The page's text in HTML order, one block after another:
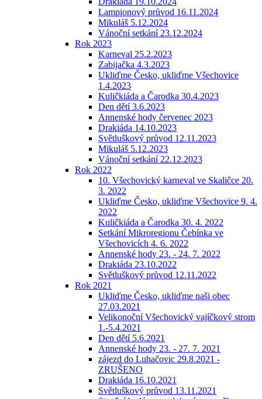
Lampionový průvod 16.11.2024
Mikuláš 5.12.2024
Vánoční setkání 23.12.2024
Rok 2023
Karneval 25.2.2023
Zabijačka 4.3.2023
Ukliďme Česko, ukliďme Všechovice
1.4.2023
Kuličkiáda a Čarodka 30.4.2023
Den dětí 3.6.2023
Annenské hody červenec 2023
Drakiáda 14.10.2023
Světluškový průvod 12.11.2023
Mikuláš 5.12.2023
Vánoční setkání 22.12.2023
Rok 2022
10. Všechovický karneval ve Skaličce 20.
3. 2022
Ukliďme Česko, ukliďme Všechovice 9. 4.
2022
Kuličkiáda a Čarodka 30. 4. 2022
Setkání Mikroregionu Čebínka ve
Všechovicích 4. 6. 2022
Annenské hody 23. - 24. 7. 2022
Drakiáda 23.10.2022
Světluškový průvod 12.11.2022
Rok 2021
Ukliďme Česko, ukliďme naši obec
27.03.2021
Velikonoční Všechovický vajíčkový strom
1.-5.4.2021
Den dětí 5.6.2021
Annenské hody 23. - 27. 7. 2021
zájezd do Luhačovic 29.8.2021 -
ZRUŠENO
Drakiáda 16.10.2021
Světluškový průvod 13.11.2021